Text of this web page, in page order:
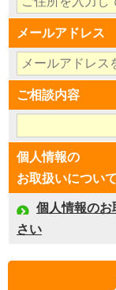
メールアドレス
ご相談内容
個人情報の
お取扱いについて
個人情報のお
さい